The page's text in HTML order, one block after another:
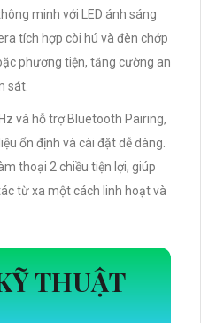
minh với LED ánh sáng
tích hợp còi hú và đèn chớp
phương tiện, tăng cường an
sát.
và hỗ trợ Bluetooth Pairing,
ổn định và cài đặt dễ dàng.
thoại 2 chiều tiện lợi, giúp
từ xa một cách linh hoạt và
THUẬT